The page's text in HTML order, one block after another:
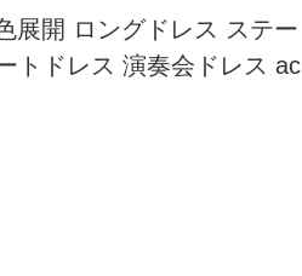
展開 ロングドレス ステー
トドレス 演奏会ドレス ac